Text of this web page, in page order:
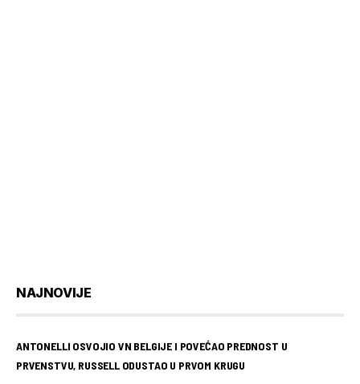
NAJNOVIJE
ANTONELLI OSVOJIO VN BELGIJE I POVEĆAO PREDNOST U
PRVENSTVU, RUSSELL ODUSTAO U PRVOM KRUGU